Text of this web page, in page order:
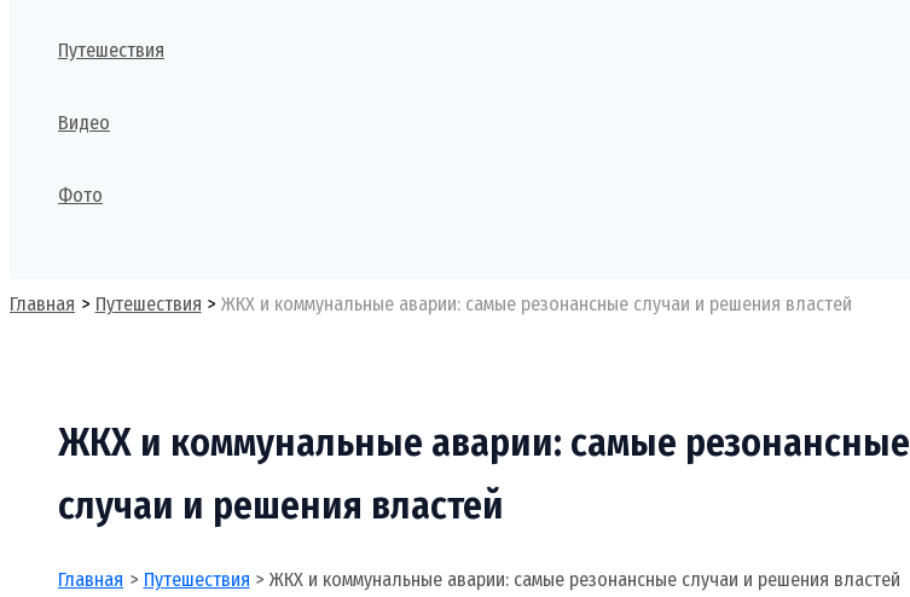
Путешествия
Видео
Фото
Главная Путешествия ЖКХ и коммунальные аварии: самые резонансные случаи и решения властей
ЖКХ и коммунальные аварии: самые резонансные
случаи и решения властей
Главная Путешествия ЖКХ и коммунальные аварии: самые резонансные случаи и решения властей